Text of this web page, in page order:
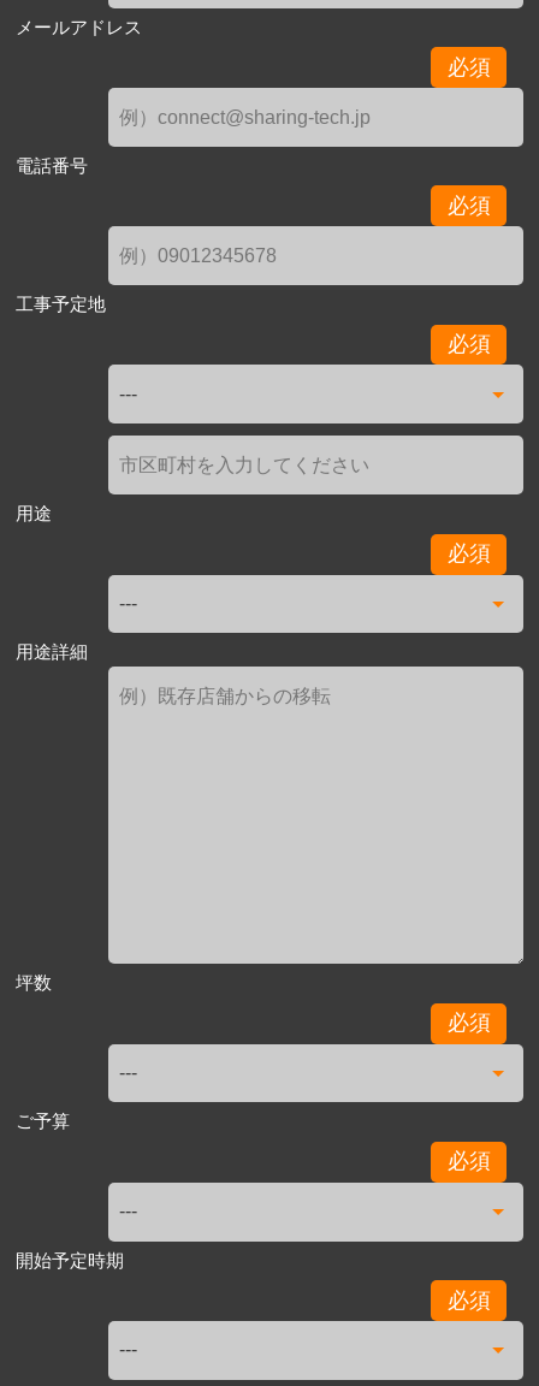
メールアドレス
必須
電話番号
必須
工事予定地
必須
用途
必須
用途詳細
坪数
必須
ご予算
必須
開始予定時期
必須